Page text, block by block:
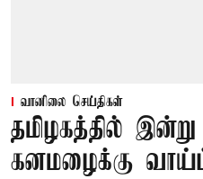
வானிலை செய்திகள்
தமிழகத்தில்
கனமழைக்கு